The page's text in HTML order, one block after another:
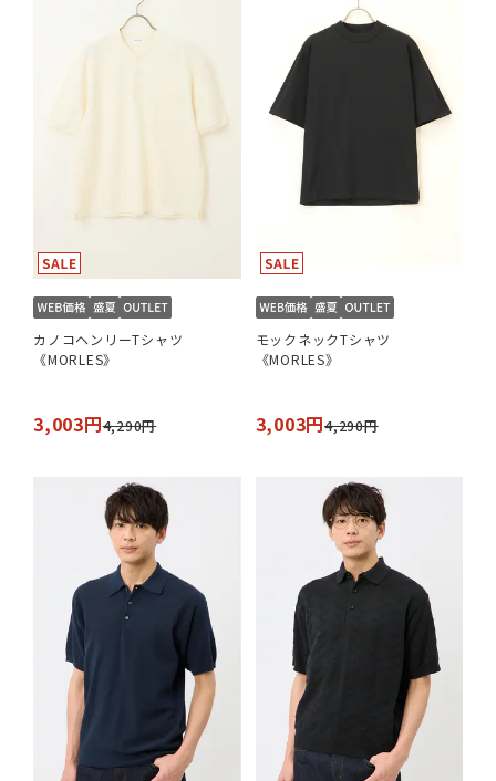
カノコヘンリーTシャツ
《MORLES》
3,003円4,290円
モックネックTシャツ
《MORLES》
3,003円4,290円